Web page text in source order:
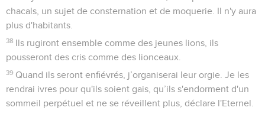
chacals, un sujet de consternation et de moquerie. Il n'y aura
plus d'habitants.
38 Ils rugiront ensemble comme des jeunes lions, ils
pousseront des cris comme des lionceaux.
39 Quand ils seront enfiévrés, j’organiserai leur orgie. Je les
rendrai ivres pour qu'ils soient gais, qu’ils s'endorment d'un
sommeil perpétuel et ne se réveillent plus, déclare l'Eternel.